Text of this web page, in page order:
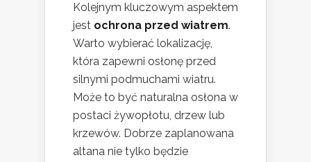
Kolejnym kluczowym aspektem
jest ochrona przed wiatrem.
Warto wybierać lokalizację,
która zapewni osłonę przed
silnymi podmuchami wiatru.
Może to być naturalna osłona w
postaci żywopłotu, drzew lub
krzewów. Dobrze zaplanowana
altana nie tylko będzie